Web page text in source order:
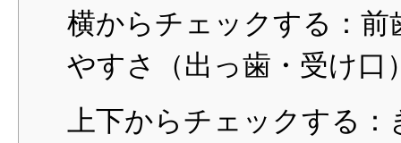
横からチェックする：前
やすさ（出っ歯・受け口
上下からチェックする